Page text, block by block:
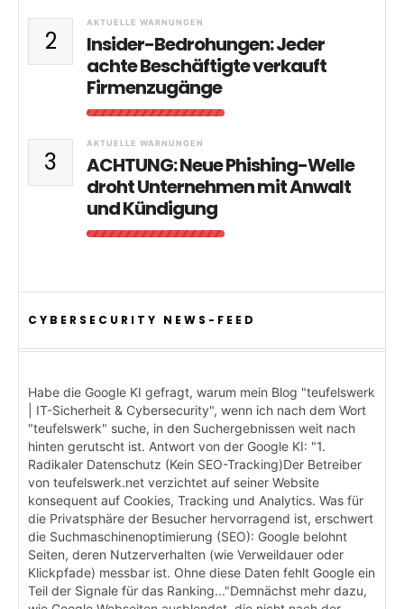
2
AKTUELLE WARNUNGEN
Insider-Bedrohungen: Jeder
achte Beschäftigte verkauft
Firmenzugänge
3
AKTUELLE WARNUNGEN
ACHTUNG: Neue Phishing-Welle
droht Unternehmen mit Anwalt
und Kündigung
CYBERSECURITY NEWS-FEED
Habe die Google KI gefragt, warum mein Blog "teufelswerk
| IT-Sicherheit & Cybersecurity", wenn ich nach dem Wort
"teufelswerk" suche, in den Suchergebnissen weit nach
hinten gerutscht ist. Antwort von der Google KI: "1.
Radikaler Datenschutz (Kein SEO-Tracking)Der Betreiber
von teufelswerk.net verzichtet auf seiner Website
konsequent auf Cookies, Tracking und Analytics. Was für
die Privatsphäre der Besucher hervorragend ist, erschwert
die Suchmaschinenoptimierung (SEO): Google belohnt
Seiten, deren Nutzerverhalten (wie Verweildauer oder
Klickpfade) messbar ist. Ohne diese Daten fehlt Google ein
Teil der Signale für das Ranking..."Demnächst mehr dazu,